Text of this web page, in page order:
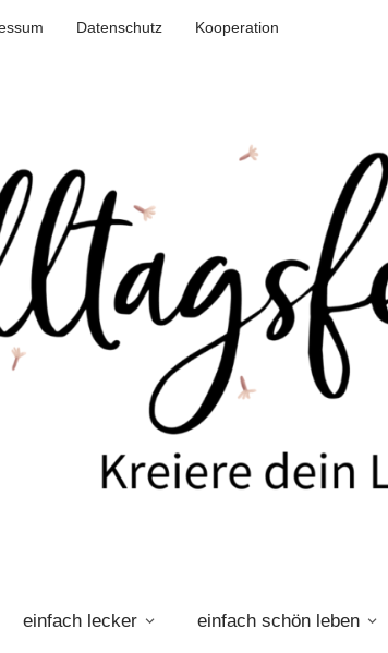
Datenschutz
Kooperation
einfach lecker einfach schön leben